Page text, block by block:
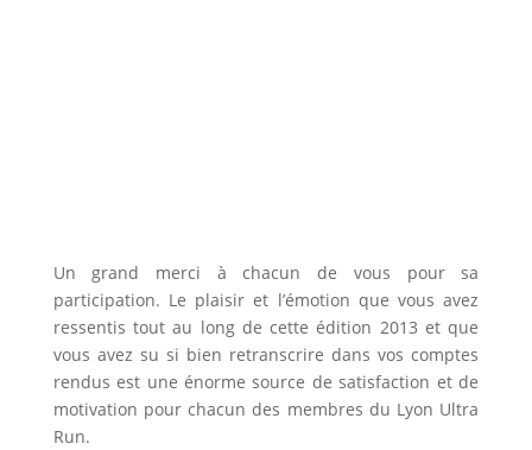
Un grand merci à chacun de vous pour sa
participation. Le plaisir et l’émotion que vous avez
ressentis tout au long de cette édition 2013 et que
vous avez su si bien retranscrire dans vos comptes
rendus est une énorme source de satisfaction et de
motivation pour chacun des membres du Lyon Ultra
Run.